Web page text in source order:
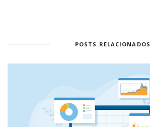
POSTS RELACIONADOS